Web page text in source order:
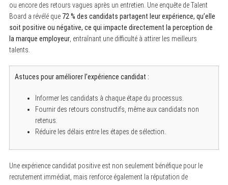
ou encore des retours vagues après un entretien. Une enquête de Talent
Board a révélé que 72 % des candidats partagent leur expérience, qu’elle
soit positive ou négative, ce qui impacte directement la perception de
la marque employeur, entraînant une difficulté à attirer les meilleurs
talents.
Astuces pour améliorer l’expérience candidat :
Informer les candidats à chaque étape du processus.
Fournir des retours constructifs, même aux candidats non
retenus.
Réduire les délais entre les étapes de sélection.
Une expérience candidat positive est non seulement bénéfique pour le
recrutement immédiat, mais renforce également la réputation de
e
a
c
h
: